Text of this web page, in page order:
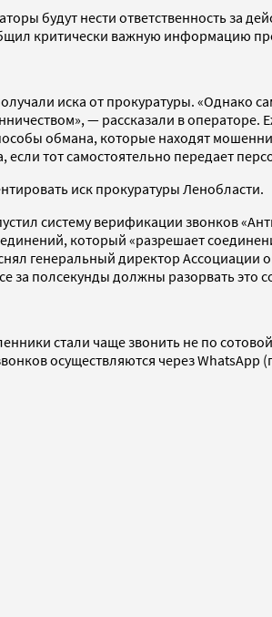
будут нести ответственность за
критически важную информацию
иска от прокуратуры.
— рассказали в
обмана, которые находят
если тот самостоятельно передает
иск прокуратуры Ленобласти.
систему верификации звонков
который «разрешает
генеральный директор Ассоциации
за полсекунды должны разорвать это
стали чаще звонить не по
осуществляются через